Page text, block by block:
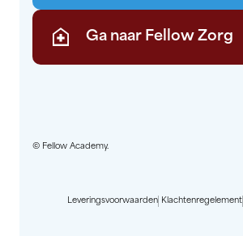
home_health Ga naar Fellow Zorg
© Fellow Academy.
Leveringsvoorwaarden Klachtenregelement